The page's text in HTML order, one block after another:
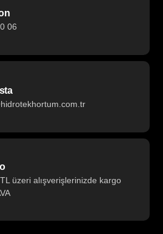
06
üzeri alışverişlerinizde kargo